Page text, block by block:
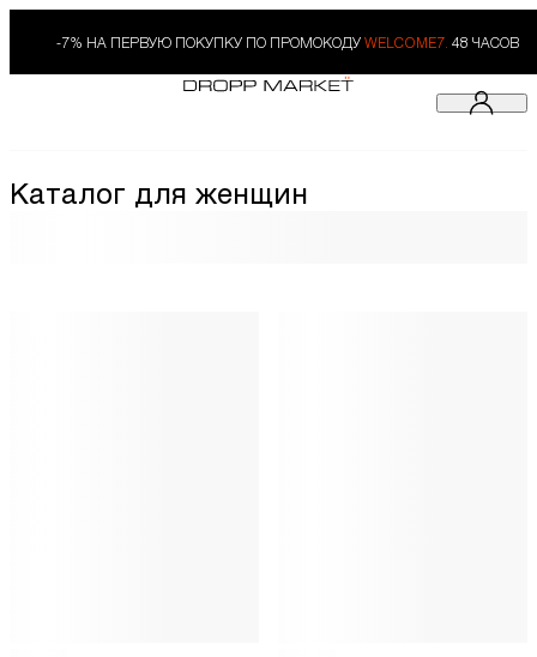
-7% НА ПЕРВУЮ ПОКУПКУ ПО ПРОМОКОДУ WELCOME7. 48 ЧАСОВ
Каталог для женщин